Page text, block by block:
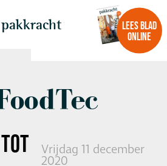
pakkracht
LEES BLAD
ONLINE
2022
Vrijdag 11 december
2020